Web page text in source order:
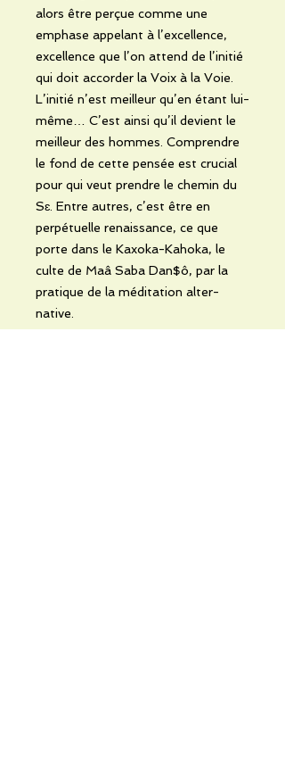
alors être perçue comme une
emphase appelant à l’excellence,
excellence que l’on attend de l’initié
qui doit accorder la Voix à la Voie.
L’initié n’est meilleur qu’en étant lui-
même… C’est ainsi qu’il devient le
meilleur des hommes. Comprendre
le fond de cette pensée est crucial
pour qui veut prendre le chemin du
Sɛ. Entre autres, c’est être en
perpétuelle renaissance, ce que
porte dans le Kaxoka-Kahoka, le
culte de Maâ Saba Dan$ô, par la
pratique de la méditation alter-
native.